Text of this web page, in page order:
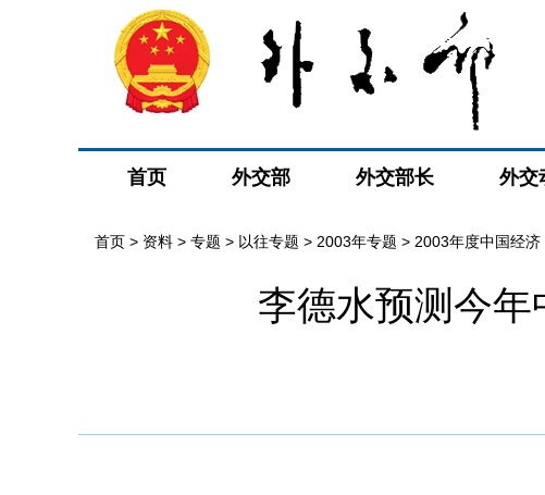
首页 外交部 外交部长 外交
首页 > 资料 > 专题 > 以往专题 > 2003年专题 > 2003年度中国经济
李德水预测今